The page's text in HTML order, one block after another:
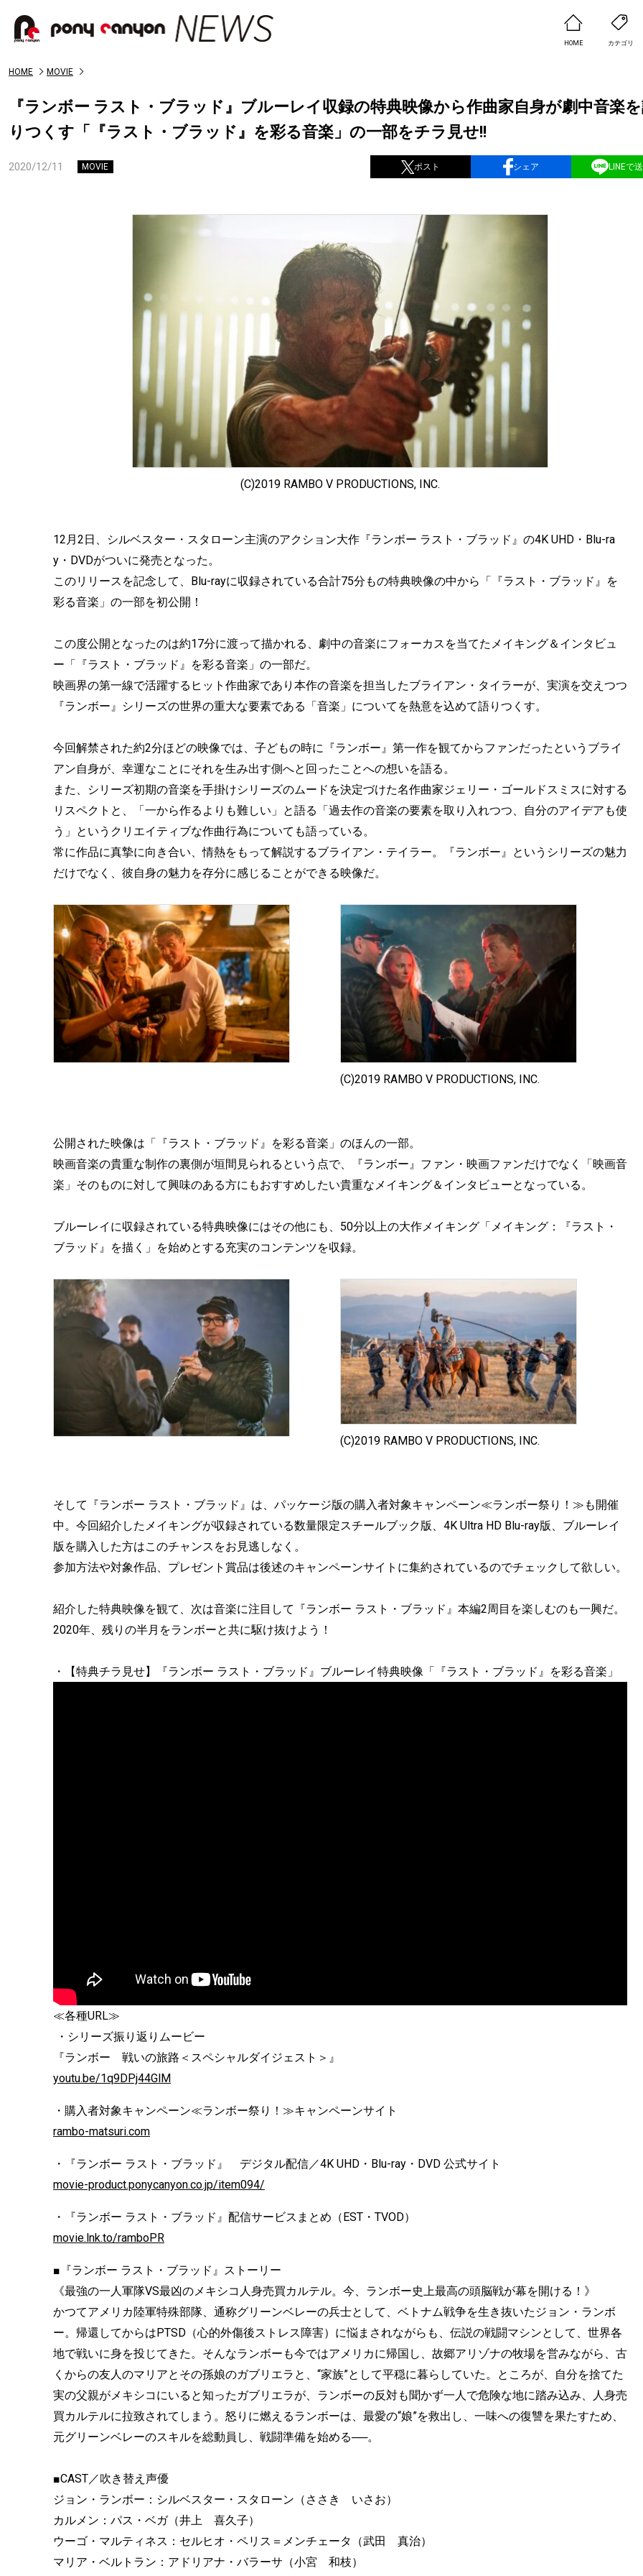
HOME カテゴリ
HOME MOVIE
『ランボー ラスト・ブラッド』ブルーレイ収録の特典映像から作曲家自身が劇中音楽
りつくす「『ラスト・ブラッド』を彩る音楽」の一部をチラ見せ!!
2020/12/11 MOVIE ポスト シェア LINEで
(C)2019 RAMBO V PRODUCTIONS, INC.
12月2日、シルベスター・スタローン主演のアクション大作『ランボー ラスト・ブラッド』の4K UHD・Blu-ra
y・DVDがついに発売となった。
このリリースを記念して、Blu-rayに収録されている合計75分もの特典映像の中から「『ラスト・ブラッド』を
彩る音楽」の一部を初公開！
この度公開となったのは約17分に渡って描かれる、劇中の音楽にフォーカスを当てたメイキング＆インタビュ
ー「『ラスト・ブラッド』を彩る音楽」の一部だ。
映画界の第一線で活躍するヒット作曲家であり本作の音楽を担当したブライアン・タイラーが、実演を交えつつ
『ランボー』シリーズの世界の重大な要素である「音楽」についてを熱意を込めて語りつくす。
今回解禁された約2分ほどの映像では、子どもの時に『ランボー』第一作を観てからファンだったというブライ
アン自身が、幸運なことにそれを生み出す側へと回ったことへの想いを語る。
また、シリーズ初期の音楽を手掛けシリーズのムードを決定づけた名作曲家ジェリー・ゴールドスミスに対する
リスペクトと、「一から作るよりも難しい」と語る「過去作の音楽の要素を取り入れつつ、自分のアイデアも使
う」というクリエイティブな作曲行為についても語っている。
常に作品に真摯に向き合い、情熱をもって解説するブライアン・テイラー。『ランボー』というシリーズの魅力
だけでなく、彼自身の魅力を存分に感じることができる映像だ。
(C)2019 RAMBO V PRODUCTIONS, INC.
公開された映像は「『ラスト・ブラッド』を彩る音楽」のほんの一部。
映画音楽の貴重な制作の裏側が垣間見られるという点で、『ランボー』ファン・映画ファンだけでなく「映画音
楽」そのものに対して興味のある方にもおすすめしたい貴重なメイキング＆インタビューとなっている。
ブルーレイに収録されている特典映像にはその他にも、50分以上の大作メイキング「メイキング：『ラスト・
ブラッド』を描く」を始めとする充実のコンテンツを収録。
(C)2019 RAMBO V PRODUCTIONS, INC.
そして『ランボー ラスト・ブラッド』は、パッケージ版の購入者対象キャンペーン≪ランボー祭り！≫も開催
中。今回紹介したメイキングが収録されている数量限定スチールブック版、4K Ultra HD Blu-ray版、ブルーレイ
版を購入した方はこのチャンスをお見逃しなく。
参加方法や対象作品、プレゼント賞品は後述のキャンペーンサイトに集約されているのでチェックして欲しい。
紹介した特典映像を観て、次は音楽に注目して『ランボー ラスト・ブラッド』本編2周目を楽しむのも一興だ。
2020年、残りの半月をランボーと共に駆け抜けよう！
・【特典チラ見せ】『ランボー ラスト・ブラッド』ブルーレイ特典映像「『ラスト・ブラッド』を彩る音楽」
≪各種URL≫
・シリーズ振り返りムービー
『ランボー 戦いの旅路＜スペシャルダイジェスト＞』
youtu.be/1q9DPj44GlM
・購入者対象キャンペーン≪ランボー祭り！≫キャンペーンサイト
rambo-matsuri.com
・『ランボー ラスト・ブラッド』 デジタル配信／4K UHD・Blu-ray・DVD 公式サイト
movie-product.ponycanyon.co.jp/item094/
・『ランボー ラスト・ブラッド』配信サービスまとめ（EST・TVOD）
movie.lnk.to/ramboPR
■『ランボー ラスト・ブラッド』ストーリー
《最強の一人軍隊VS最凶のメキシコ人身売買カルテル。今、ランボー史上最高の頭脳戦が幕を開ける！》
かつてアメリカ陸軍特殊部隊、通称グリーンベレーの兵士として、ベトナム戦争を生き抜いたジョン・ランボ
ー。帰還してからはPTSD（心的外傷後ストレス障害）に悩まされながらも、伝説の戦闘マシンとして、世界各
地で戦いに身を投じてきた。そんなランボーも今ではアメリカに帰国し、故郷アリゾナの牧場を営みながら、古
くからの友人のマリアとその孫娘のガブリエラと、“家族”として平穏に暮らしていた。ところが、自分を捨てた
実の父親がメキシコにいると知ったガブリエラが、ランボーの反対も聞かず一人で危険な地に踏み込み、人身売
買カルテルに拉致されてしまう。怒りに燃えるランボーは、最愛の“娘”を救出し、一味への復讐を果たすため、
元グリーンベレーのスキルを総動員し、戦闘準備を始める──。
■CAST／吹き替え声優
ジョン・ランボー：シルベスター・スタローン（ささき いさお）
カルメン：パス・ベガ（井上 喜久子）
ウーゴ・マルティネス：セルヒオ・ペリス＝メンチェータ（武田 真治）
マリア・ベルトラン：アドリアナ・バラーサ（小宮 和枝）